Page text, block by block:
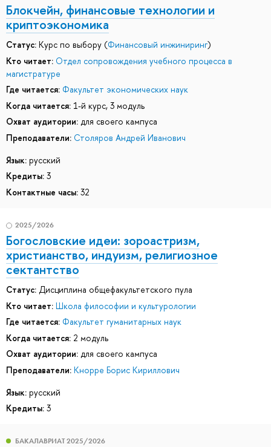
Блокчейн, финансовые технологии и
криптоэкономика
Статус: Курс по выбору (Финансовый инжиниринг)
Кто читает: Отдел сопровождения учебного процесса в
магистратуре
Где читается: Факультет экономических наук
Когда читается: 1-й курс, 3 модуль
Охват аудитории: для своего кампуса
Преподаватели: Столяров Андрей Иванович
Язык: русский
Кредиты: 3
Контактные часы: 32
2025/2026
Богословские идеи: зороастризм,
христианство, индуизм, религиозное
сектантство
Статус: Дисциплина общефакультетского пула
Кто читает: Школа философии и культурологии
Где читается: Факультет гуманитарных наук
Когда читается: 2 модуль
Охват аудитории: для своего кампуса
Преподаватели: Кнорре Борис Кириллович
Язык: русский
Кредиты: 3
БАКАЛАВРИАТ 2025/2026